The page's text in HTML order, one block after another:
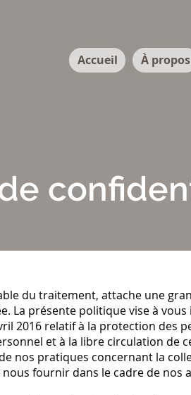
Accueil À propos
du traitement, attache une
La présente politique vise à
2016 relatif à la protection des
et à la libre circulation de
nos pratiques concernant la
fournir dans le cadre de nos